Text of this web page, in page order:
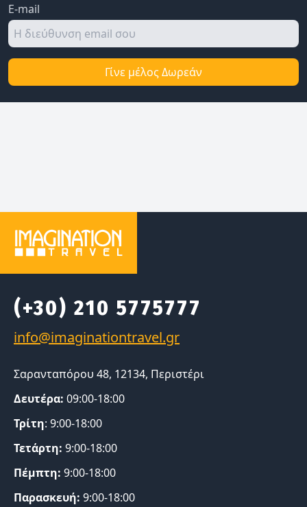
E-mail
Γίνε μέλος Δωρεάν
(+30) 210 5775777
Σαρανταπόρου 48, 12134, Περιστέρι
Δευτέρα: 09:00-18:00
Τρίτη: 9:00-18:00
Τετάρτη: 9:00-18:00
Πέμπτη: 9:00-18:00
Παρασκευή: 9:00-18:00